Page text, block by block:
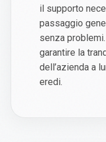
il supporto
passaggio
senza
garantire la
dell’azienda a
eredi.